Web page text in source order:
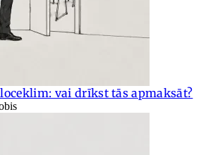
vai drīkst tās apmaksāt?